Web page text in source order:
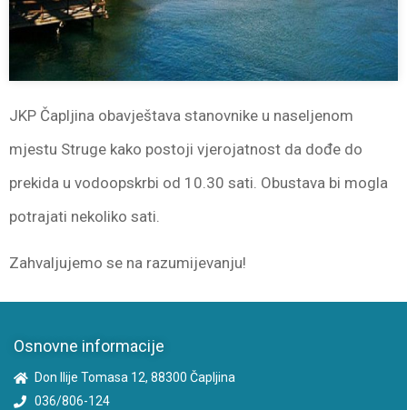
JKP Čapljina obavještava stanovnike u naseljenom
mjestu Struge kako postoji vjerojatnost da dođe do
prekida u vodoopskrbi od 10.30 sati. Obustava bi mogla
potrajati nekoliko sati.
Zahvaljujemo se na razumijevanju!
Osnovne informacije
Don Ilije Tomasa 12, 88300 Čapljina
036/806-124